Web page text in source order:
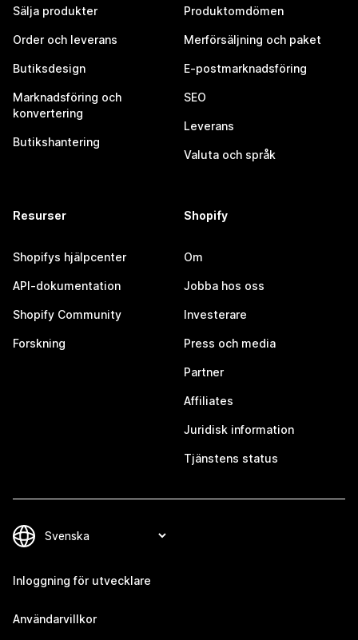
Sälja produkter
Order och leverans
Butiksdesign
Marknadsföring och
konvertering
Butikshantering
Produktomdömen
Merförsäljning och paket
E-postmarknadsföring
SEO
Leverans
Valuta och språk
Resurser
Shopifys hjälpcenter
API-dokumentation
Shopify Community
Forskning
Shopify
Om
Jobba hos oss
Investerare
Press och media
Partner
Affiliates
Juridisk information
Tjänstens status
Inloggning för utvecklare
Användarvillkor